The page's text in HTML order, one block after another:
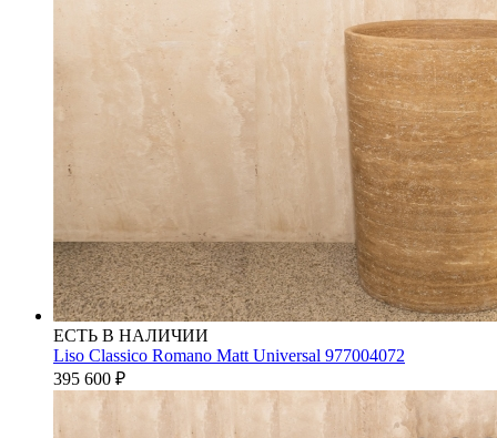
ЕСТЬ В НАЛИЧИИ
Liso Classico Romano Matt Universal 977004072
395 600 ₽